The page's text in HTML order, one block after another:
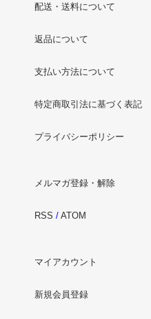
配送・送料について
返品について
支払い方法について
特定商取引法に基づく表記
プライバシーポリシー
メルマガ登録・解除
RSS / ATOM
マイアカウント
新規会員登録